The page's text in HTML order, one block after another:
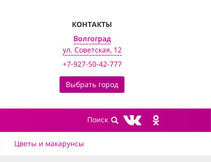
КОНТАКТЫ
Волгоград
ул. Советская, 12
+7-927-50-42-777
Выбрать город
Цветы и макарунсы